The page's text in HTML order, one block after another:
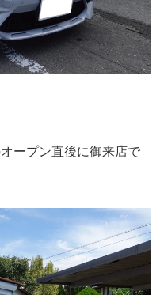
ープン直後に御来店で